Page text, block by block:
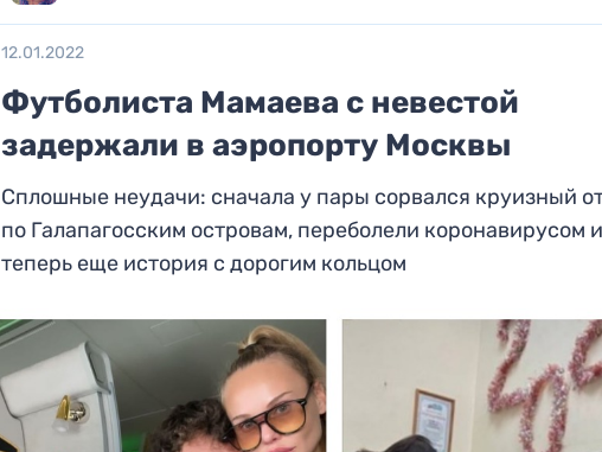
12.01.2022
Футболиста Мамаева с невестой
задержали в аэропорту Москвы
Сплошные неудачи: сначала у пары сорвался круизный
по Галапагосским островам, переболели коронавирусом и
теперь еще история с дорогим кольцом